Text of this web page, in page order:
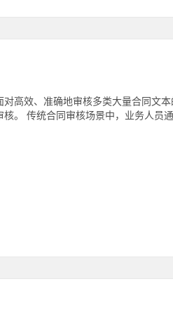
高效、准确地审核多类大量合同文
。 传统合同审核场景中，业务人员